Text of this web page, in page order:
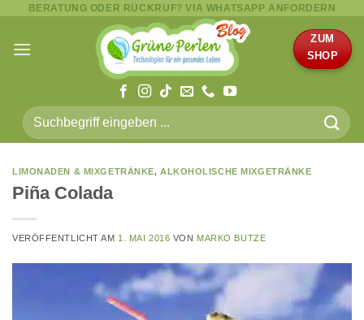
springen
BERATUNG ODER RÜCKRUF? VIA WHATSAPP ANFORDERN
ZUM
SHOP
Suche
nach:
LIMONADEN & MIXGETRÄNKE,ALKOHOLISCHE MIXGETRÄNKE
Piña Colada
VERÖFFENTLICHT AM 1. MAI 2016 VON MARKO BUTZE